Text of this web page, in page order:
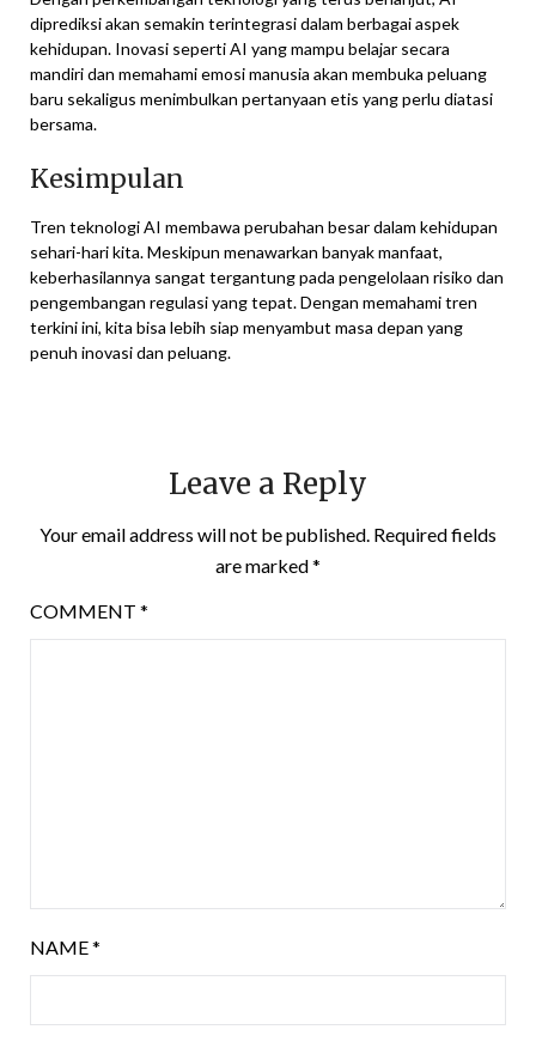
diprediksi akan semakin terintegrasi dalam berbagai aspek
kehidupan. Inovasi seperti AI yang mampu belajar secara
mandiri dan memahami emosi manusia akan membuka peluang
baru sekaligus menimbulkan pertanyaan etis yang perlu diatasi
bersama.
Kesimpulan
Tren teknologi AI membawa perubahan besar dalam kehidupan
sehari-hari kita. Meskipun menawarkan banyak manfaat,
keberhasilannya sangat tergantung pada pengelolaan risiko dan
pengembangan regulasi yang tepat. Dengan memahami tren
terkini ini, kita bisa lebih siap menyambut masa depan yang
penuh inovasi dan peluang.
Leave a Reply
Your email address will not be published. Required fields
are marked*
COMMENT *
NAME*